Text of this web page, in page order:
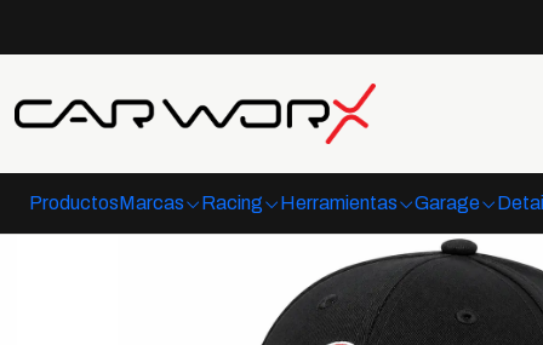
ProductosMarcas Racing Herramientas Garage